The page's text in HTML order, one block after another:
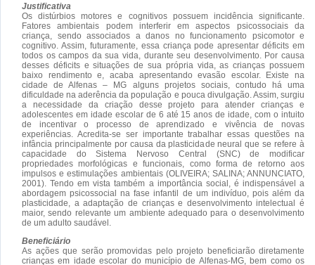
Justificativa
Os distúrbios motores e cognitivos possuem incidência significante.
Fatores ambientais podem interferir em aspectos psicossociais da
criança, sendo associados a danos no funcionamento psicomotor e
cognitivo. Assim, futuramente, essa criança pode apresentar déficits em
todos os campos da sua vida, durante seu desenvolvimento. Por causa
desses déficits e situações de sua própria vida, as crianças possuem
baixo rendimento e, acaba apresentando evasão escolar. Existe na
cidade de Alfenas – MG alguns projetos sociais, contudo há uma
dificuldade na aderência da população e pouca divulgação. Assim, surgiu
a necessidade da criação desse projeto para atender crianças e
adolescentes em idade escolar de 6 até 15 anos de idade, com o intuito
de incentivar o processo de aprendizado e vivência de novas
experiências. Acredita-se ser importante trabalhar essas questões na
infância principalmente por causa da plasticidade neural que se refere à
capacidade do Sistema Nervoso Central (SNC) de modificar
propriedades morfológicas e funcionais, como forma de retorno aos
impulsos e estimulações ambientais (OLIVEIRA; SALINA; ANNUNCIATO,
2001). Tendo em vista também a importância social, é indispensável a
abordagem psicossocial na fase infantil de um indivíduo, pois além da
plasticidade, a adaptação de crianças e desenvolvimento intelectual é
maior, sendo relevante um ambiente adequado para o desenvolvimento
de um adulto saudável.
Beneficiário
As ações que serão promovidas pelo projeto beneficiarão diretamente
crianças em idade escolar do município de Alfenas-MG, bem como os